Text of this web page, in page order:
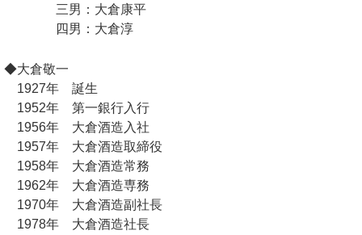
三男：大倉康平
四男：大倉淳
◆大倉敬一
1927年 誕生
1952年 第一銀行入行
1956年 大倉酒造入社
1957年 大倉酒造取締役
1958年 大倉酒造常務
1962年 大倉酒造専務
1970年 大倉酒造副社長
1978年 大倉酒造社長